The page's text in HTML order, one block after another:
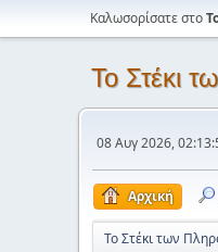
Καλωσορίσατε στο
Το Στέκι
08 Αυγ 2026,
Αρχική
Το Στέκι των